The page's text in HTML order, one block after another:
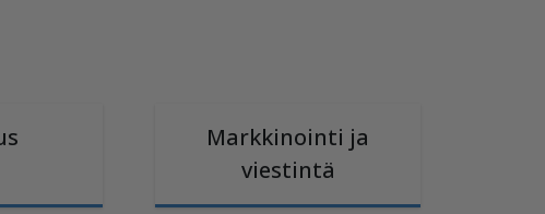
Markkinointi ja
viestintä